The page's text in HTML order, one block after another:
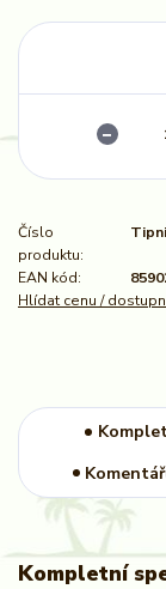
Číslo
produktu:
EAN kód:
Hlídat cenu /
Kompletní